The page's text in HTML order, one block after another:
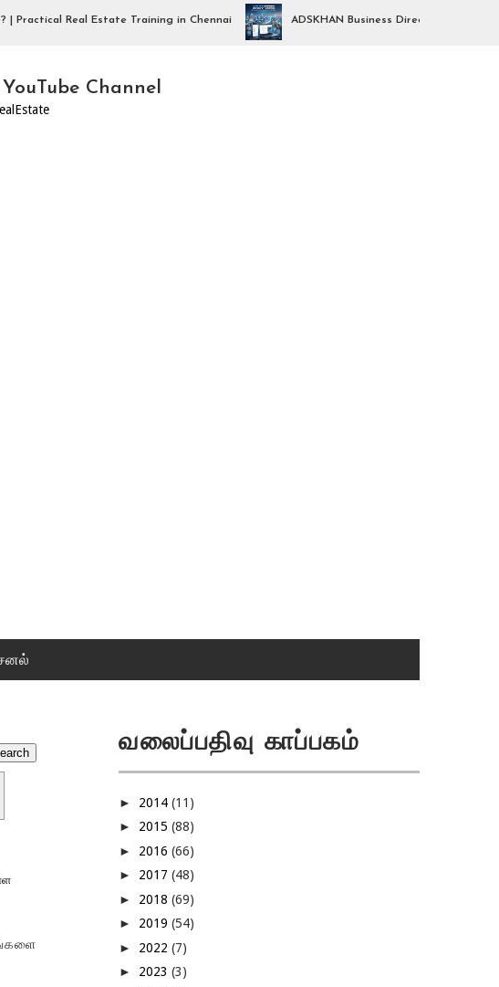
Real Estate Training in Chennai ADSKHAN Business Directory Launch –
Channel
வலைப்பதிவு காப்பகம்
► 2014 (11)
► 2015 (88)
► 2016 (66)
► 2017 (48)
► 2018 (69)
► 2019 (54)
► 2022 (7)
► 2023 (3)